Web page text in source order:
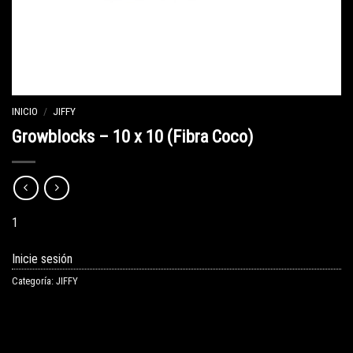
INICIO / JIFFY
Growblocks – 10 x 10 (Fibra Coco)
1
Inicie sesión
Categoría: JIFFY